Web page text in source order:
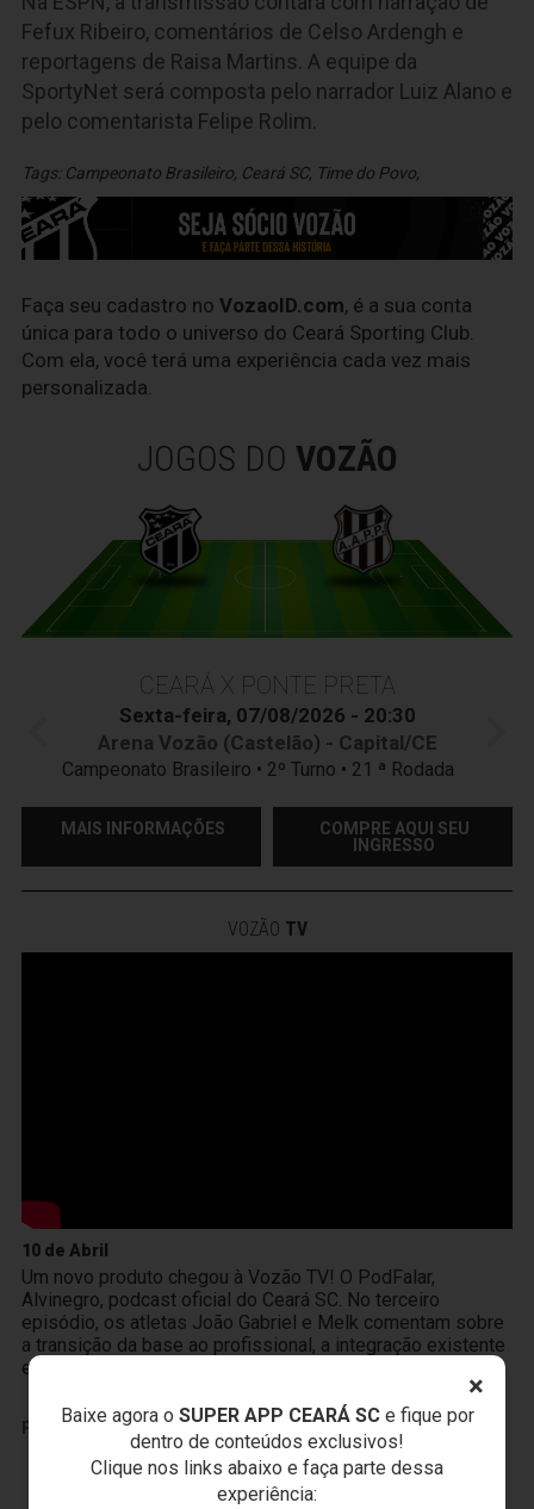
×
Baixe agora o SUPER APP CEARÁ SCe fique por
dentro de conteúdos exclusivos!
Clique nos links abaixo e faça parte dessa
experiência:
Fefux Ribeiro, comentários de Celso Ardengh e
reportagens de Raisa Martins. A equipe da
SportyNet será composta pelo narrador Luiz Alano e
pelo comentarista Felipe Rolim.
Tags: Campeonato Brasileiro Ceará SC, Time do Povo
Faça seu cadastro no VozaoID.com, é a sua conta
única para todo o universo do Ceará Sporting Club.
Com ela, você terá uma experiência cada vez mais
personalizada.
JOGOS DO VOZÃO
CEARÁ X PONTE PRETA
Sexta-feira, 07/08/2026 - 20:30
Arena Vozão (Castelão) - Capital/CE
Campeonato Brasileiro • 2º Turno • 21 ª Rodada
MAIS INFORMAÇÕES
COMPRE AQUI SEU
INGRESSO
VOZÃO TV
10 de Abril
Um novo produto chegou à Vozão TV! O PodFalar,
Alvinegro, podcast oficial do Ceará SC. No terceiro
episódio, os atletas João Gabriel e Melk comentam sobre
a transição da base ao profissional, a integração existente
entre Cidade Vozão e Porangabuçu e o m
PUBLICIDADE